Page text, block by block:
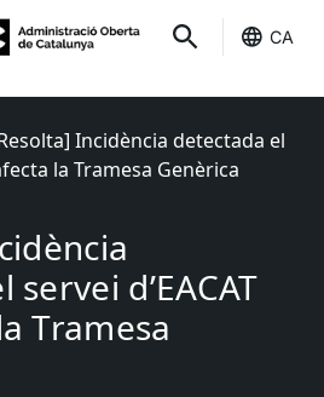
CA
Incidència detectada el
la Tramesa Genèrica
d’EACAT
Tramesa